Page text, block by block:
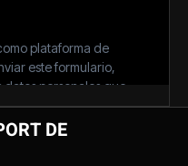
DE